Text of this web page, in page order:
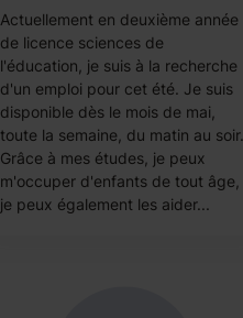
Actuellement en deuxième année
de licence sciences de
l'éducation, je suis à la recherche
d'un emploi pour cet été. Je suis
disponible dès le mois de mai,
toute la semaine, du matin au soir.
Grâce à mes études, je peux
m'occuper d'enfants de tout âge,
je peux également les aider...